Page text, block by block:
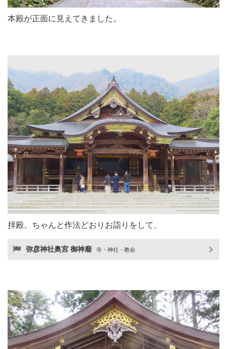
本殿が正面に見えてきました。
拝殿。ちゃんと作法どおりお詣りをして、
弥彦神社奥宮 御神廟 寺・神社・教会